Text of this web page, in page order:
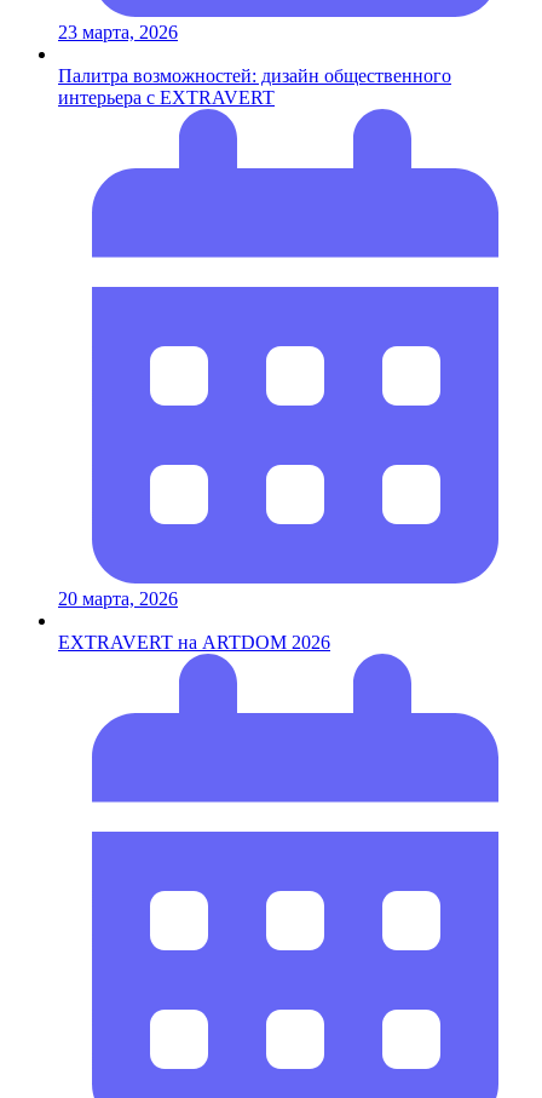
23 марта, 2026
Палитра возможностей: дизайн общественного
интерьера с EXTRAVERT
20 марта, 2026
EXTRAVERT на ARTDOM 2026